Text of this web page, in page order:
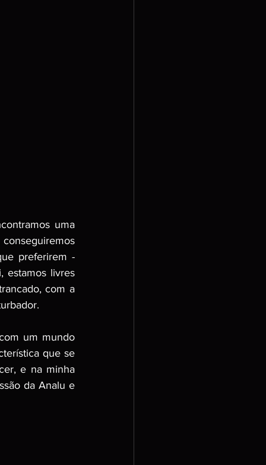
uma
preferirem -
estamos livres
com a
um mundo
que se
e na minha
da Analu e